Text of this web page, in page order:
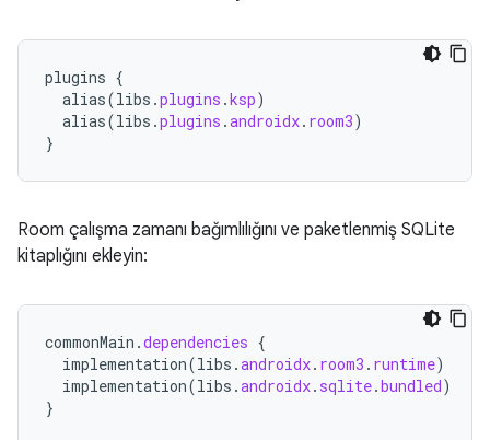
plugins {
alias(libs .plugins .ksp)
alias(libs .plugins .androidx. room3)
}
Room çalışma zamanı bağımlılığını ve paketlenmiş SQLite
kitaplığını ekleyin:
commonMain .dependencies {
implementation(libs .androidx. room3 . runtime)
implementation(libs .androidx. sqlite.bundled)
}